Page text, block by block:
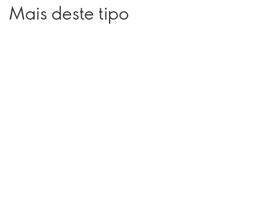
Mais deste tipo